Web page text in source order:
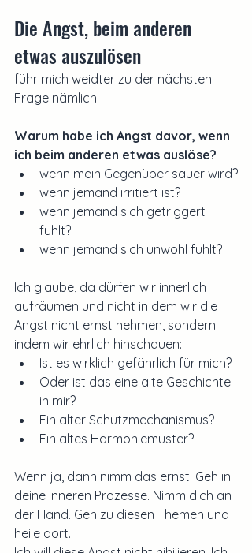
Die Angst, beim anderen
etwas auszulösen
führ mich weidter zu der nächsten
Frage nämlich:
Warum habe ich Angst davor, wenn
ich beim anderen etwas auslöse?
wenn mein Gegenüber sauer wird?
wenn jemand irritiert ist?
wenn jemand sich getriggert
fühlt?
wenn jemand sich unwohl fühlt?
Ich glaube, da dürfen wir innerlich
aufräumen und nicht in dem wir die
Angst nicht ernst nehmen, sondern
indem wir ehrlich hinschauen:
Ist es wirklich gefährlich für mich?
Oder ist das eine alte Geschichte
in mir?
Ein alter Schutzmechanismus?
Ein altes Harmoniemuster?
Wenn ja, dann nimm das ernst. Geh in
deine inneren Prozesse. Nimm dich an
der Hand. Geh zu diesen Themen und
heile dort.